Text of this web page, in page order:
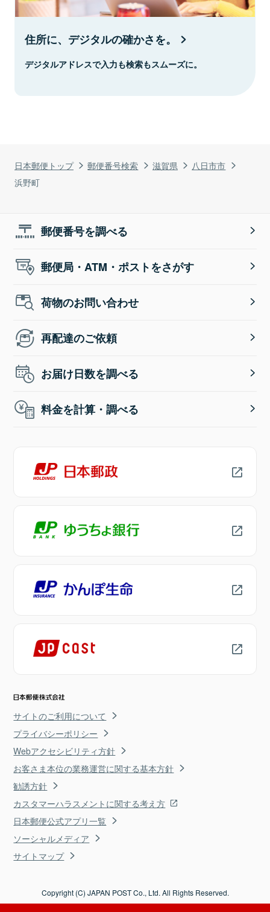
日本郵便トップ 郵便番号検索 滋賀県
八日市市
浜野町
住所に、デジタルの確かさを。
デジタルアドレスで入力も検索もスムーズに。
郵便番号を調べる
郵便局・ATM・ポストをさがす
荷物のお問い合わせ
再配達のご依頼
お届け日数を調べる
料金を計算・調べる
サイトのご利用について
プライバシーポリシー
Webアクセシビリティ方針
お客さま本位の業務運営に関する基本方針
勧誘方針
カスタマーハラスメントに関する考え方
日本郵便公式アプリ一覧
ソーシャルメディア
サイトマップ
Copyright (C) JAPAN POST Co., Ltd. All Rights Reserved.